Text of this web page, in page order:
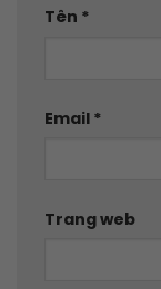
Tên *
Email *
Trang web